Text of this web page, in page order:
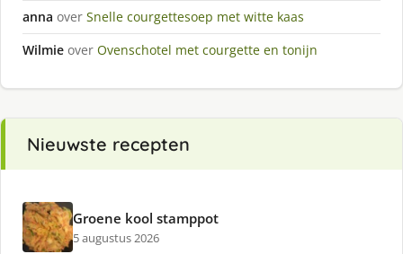
anna over Snelle courgettesoep met witte kaas
Wilmie over Ovenschotel met courgette en tonijn
Nieuwste recepten
Groene kool stamppot
5 augustus 2026